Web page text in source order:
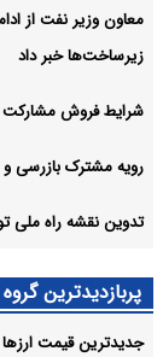
معاون وزیر نفت از
زیرساخت‌ها خبر داد
شرایط فروش مشارکت
رویه مشترک بازرسی و
تدوین نقشه راه ملی
پربازدیدترین گروه
جدیدترین قیمت ارزها در بازار